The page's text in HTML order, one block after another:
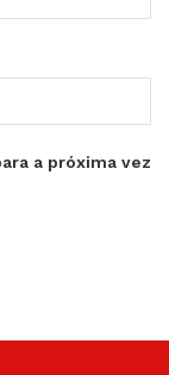
a próxima vez